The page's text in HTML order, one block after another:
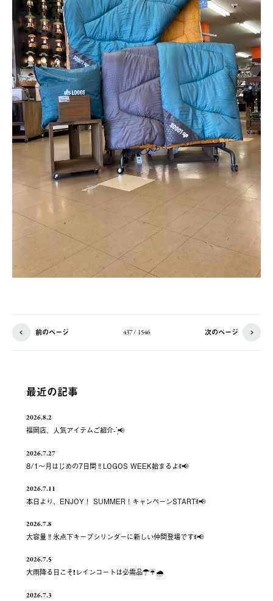
前のページ 437 / 1546 次のページ
最近の記事
2026.8.2
福岡店、人気アイテムご紹介- ̗̀📢
2026.7.27
8/1～月はじめの7日間‼️LOGOS WEEK始まるよꉂ📢
2026.7.11
本日より、ENJOY！ SUMMER！キャンペーンSTARTꉂ📢
2026.7.8
大容量‼️氷点下キープシリンダーに新しい仲間登場ですꉂ📢
2026.7.5
大雨降る日こそ❗️レインコートは必需品☂️☔️🌧
2026.7.3